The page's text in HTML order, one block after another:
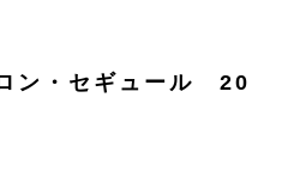
ン・セギュール 20